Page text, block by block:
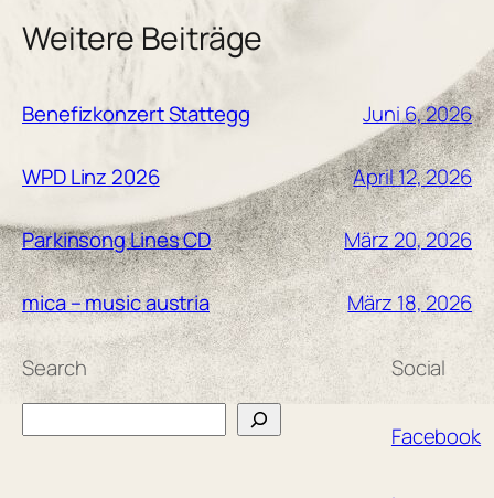
Weitere Beiträge
Benefizkonzert Stattegg Juni 6, 2026
WPD Linz 2026 April 12, 2026
Parkinsong Lines CD März 20, 2026
mica – music austria März 18, 2026
Search
Social
Facebook